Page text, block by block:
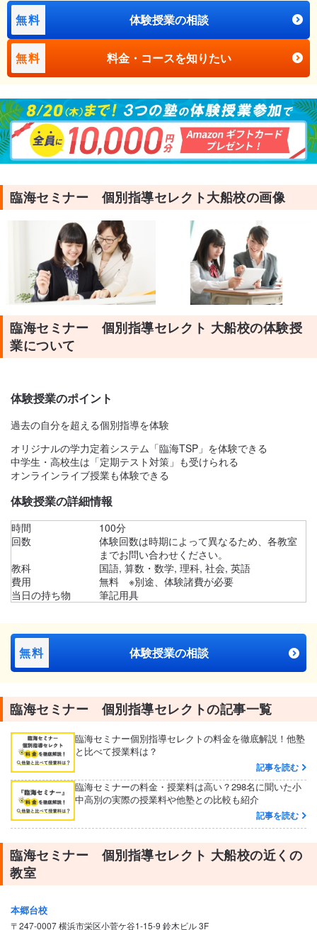
無料 体験授業の相談
無料 料金・コースを知りたい
臨海セミナー 個別指導セレクト大船校の画像
臨海セミナー 個別指導セレクト 大船校の体験授
業について
体験授業のポイント
過去の自分を超える個別指導を体験
オリジナルの学力定着システム「臨海TSP」を体験できる
中学生・高校生は「定期テスト対策」も受けられる
オンラインライブ授業も体験できる
体験授業の詳細情報
時間
100分
回数
体験回数は時期によって異なるため、各教室
までお問い合わせください。
教科
国語, 算数・数学, 理科, 社会, 英語
費用
無料 ※別途、体験諸費が必要
当日の持ち物
筆記用具
無料 体験授業の相談
臨海セミナー 個別指導セレクトの記事一覧
臨海セミナー個別指導セレクトの料金を徹底解説！他塾
と比べて授業料は？
記事を読む
臨海セミナーの料金・授業料は高い？298名に聞いた小
中高別の実際の授業料や他塾との比較も紹介
記事を読む
臨海セミナー 個別指導セレクト 大船校の近くの
教室
本郷台校
〒247-0007 横浜市栄区小菅ケ谷1-15-9 鈴木ビル 3F